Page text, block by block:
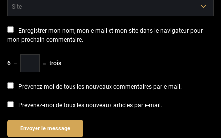
Enregistrer mon nom, mon e-mail et mon site dans le navigateur pour
mon prochain commentaire.
6 − = trois
Prévenez-moi de tous les nouveaux commentaires par e-mail.
Prévenez-moi de tous les nouveaux articles par e-mail.